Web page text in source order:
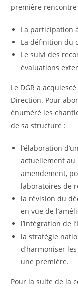
première rencontre
La participation
La définition du
Le suivi des
évaluations
Le DGR a
Direction. Pour
énuméré les
de sa structure :
l’élaboration
actuellement
amendement,
laboratoires de
la révision du
en vue de
l’intégration de
la stratégie
d’harmoniser
une première.
Pour la suite de la